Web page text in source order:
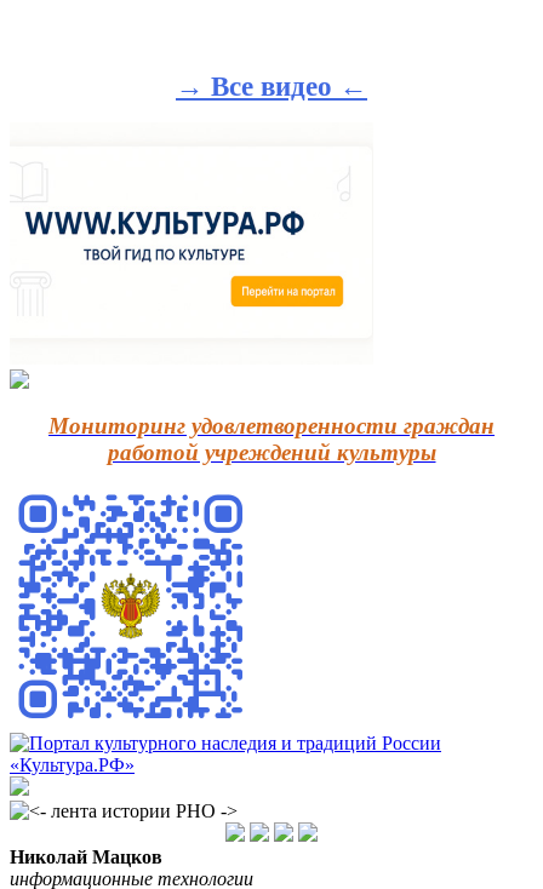
→ Все видео ←
Мониторинг удовлетворенности граждан
работой учреждений культуры
Николай Мацков
информационные технологии